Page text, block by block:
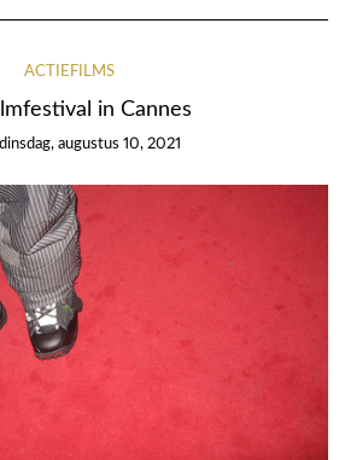
ACTIEFILMS
in Cannes
dinsdag, augustus 10, 2021